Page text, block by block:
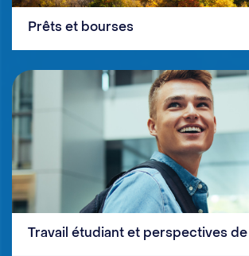
Prêts et bourses
Travail étudiant et perspectives